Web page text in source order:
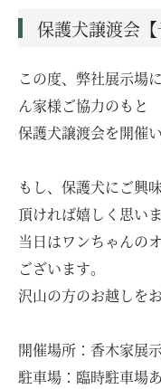
会社情報
イベント
お問
モ
保護犬譲渡会【
この度、弊社展示場
ん家様ご協力のもと
保護犬譲渡会を開催
もし、保護犬にご興
頂ければ嬉しく思いま
当日はワンちゃんの
ございます。
沢山の方のお越しを
開催場所：香木家展
駐車場：臨時駐車